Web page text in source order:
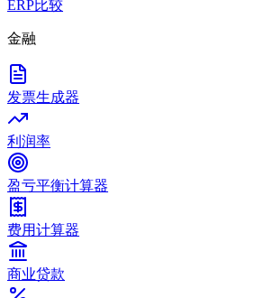
ERP比较
金融
发票生成器
利润率
盈亏平衡计算器
费用计算器
商业贷款